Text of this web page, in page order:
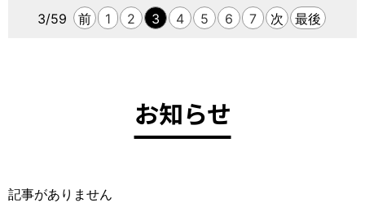
3/59 前 1 2 3 4 5 6 7 次 最後
お知らせ
記事がありません